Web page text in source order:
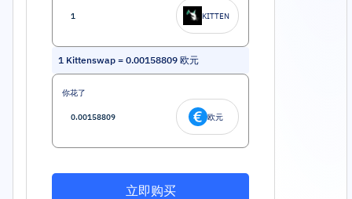
KITTEN
1 Kittenswap = 0.00158809 欧元
你花了
欧元
立即购买